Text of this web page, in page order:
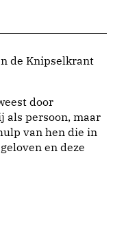
de Knipselkrant
door
als persoon, maar
van hen die in
en deze